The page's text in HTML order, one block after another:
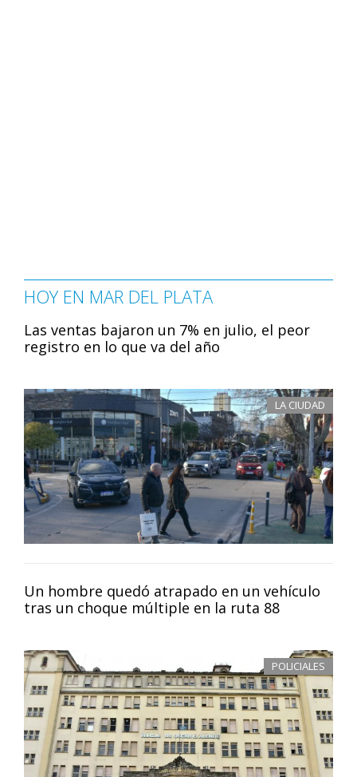
HOY EN MAR DEL PLATA
Las ventas bajaron un 7% en julio, el peor
registro en lo que va del año
LA CIUDAD
Un hombre quedó atrapado en un vehículo
tras un choque múltiple en la ruta 88
POLICIALES